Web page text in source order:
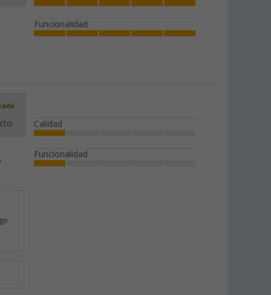
Funcionalidad
Calidad
Funcionalidad